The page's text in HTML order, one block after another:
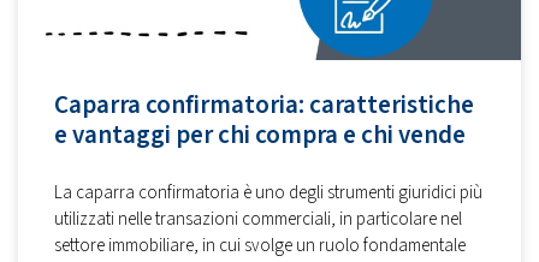
Caparra confirmatoria: caratteristiche
e vantaggi per chi compra e chi vende
La caparra confirmatoria è uno degli strumenti giuridici più
utilizzati nelle transazioni commerciali, in particolare nel
settore immobiliare, in cui svolge un ruolo fondamentale